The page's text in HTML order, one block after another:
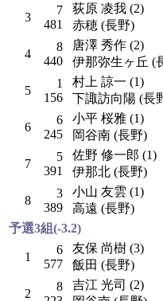
3
7
481
荻原 凌我 (2)
赤穂 (長野)
4
8
440
唐澤 秀作 (2)
伊那弥生ヶ丘 (
5
1
156
村上 諒一 (1)
下諏訪向陽 (長
6
6
245
小平 桜雅 (1)
岡谷南 (長野)
7
5
391
佐野 修一郎 (1)
伊那北 (長野)
8
3
389
小山 友雲 (1)
高遠 (長野)
予選3組(-3.2)
1
6
577
友保 尚樹 (3)
飯田 (長野)
2
8
吉江 光司 (2)